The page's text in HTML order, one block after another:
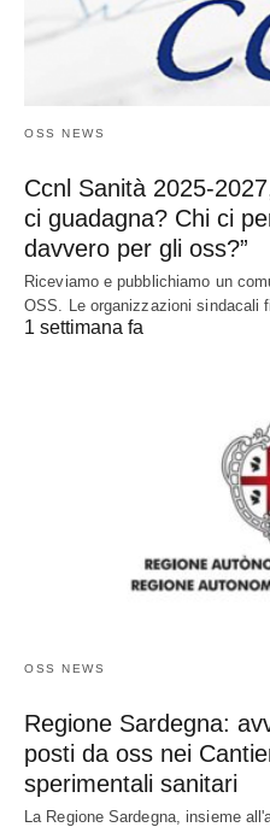
OSS NEWS
Ccnl Sanità 2025-
ci guadagna? Chi ci
davvero per gli oss?”
Riceviamo e pubblichiamo un
OSS. Le organizzazioni sindacali
1 settimana fa
OSS NEWS
Regione Sardegna:
posti da oss nei
sperimentali sanitari
La Regione Sardegna, insieme